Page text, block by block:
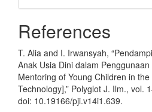
References
T. Alia and I. Irwansyah,
Anak Usia Dini dalam
Mentoring of Young Children in
Technology],” Polyglot J. Ilm., vol.
doi: 10.19166/pji.v14i1.639.